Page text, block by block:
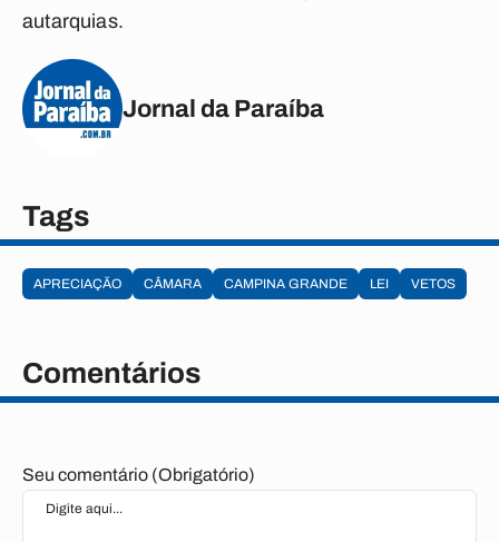
autarquias.
Jornal da Paraíba
Tags
APRECIAÇÃO CÂMARA CAMPINA GRANDE LEI VETOS
Comentários
Seu comentário (Obrigatório)